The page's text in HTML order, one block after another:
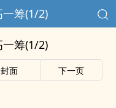
筹(1/2)
筹(1/2)
封面 下一页